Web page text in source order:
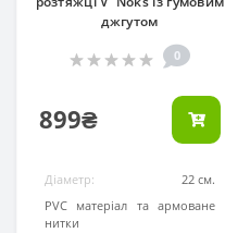
джгутом
0
899₴
Діаметр:
22 см.
Матеріал:
PVC матеріал та армоване
нитки